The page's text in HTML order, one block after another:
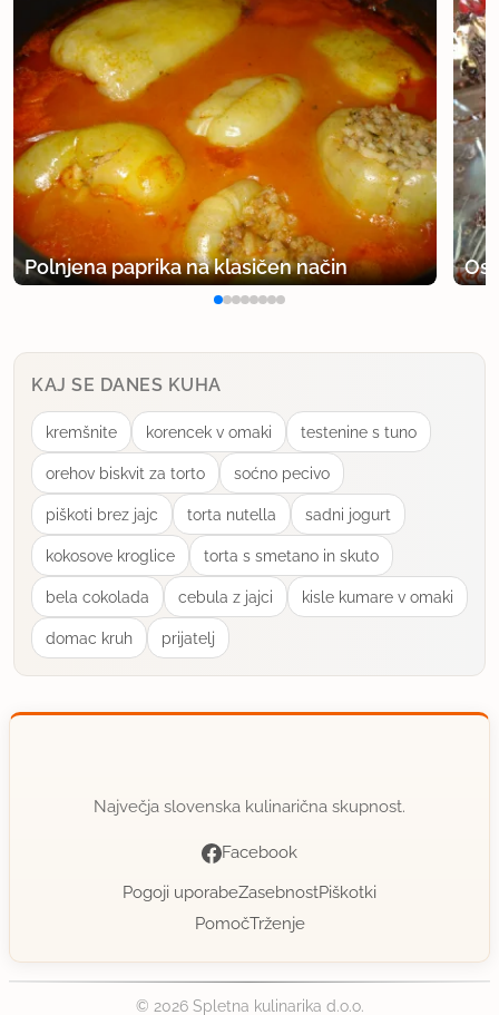
Polnjena paprika na klasičen način
KAJ SE DANES KUHA
kremšnite korencek v omaki testenine s tuno
orehov biskvit za torto soćno pecivo
piškoti brez jajc torta nutella sadni jogurt
kokosove kroglice torta s smetano in skuto
bela cokolada cebula z jajci kisle kumare v omaki
domac kruh prijatelj
Največja slovenska kulinarična skupnost.
Facebook
Pogoji uporabeZasebnostPiškotki
PomočTrženje
© 2026 Spletna kulinarika d.o.o.